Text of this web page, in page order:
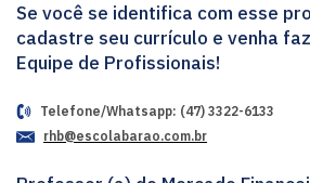
Se você se identifica com esse
cadastre seu currículo e venha
Equipe de Profissionais!
Telefone/Whatsapp: (47) 3322-6133
rhb@escolabarao.com.br